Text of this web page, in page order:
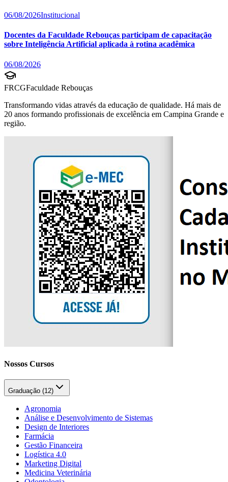
06/08/2026Institucional
Docentes da Faculdade Rebouças participam de capacitação
sobre Inteligência Artificial aplicada à rotina acadêmica
06/08/2026
FRCGFaculdade Rebouças
Transformando vidas através da educação de qualidade. Há mais de
20 anos formando profissionais de excelência em Campina Grande e
região.
Nossos Cursos
Graduação (12)
Agronomia
Análise e Desenvolvimento de Sistemas
Design de Interiores
Farmácia
Gestão Financeira
Logística 4.0
Marketing Digital
Medicina Veterinária